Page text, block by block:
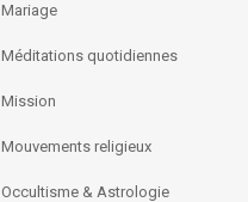
Mariage
Méditations quotidiennes
Mission
Mouvements religieux
Occultisme & Astrologie